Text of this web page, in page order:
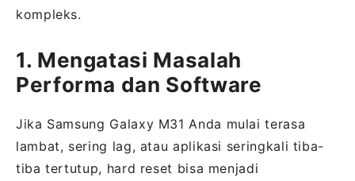
kompleks.
1. Mengatasi Masalah
Performa dan Software
Jika Samsung Galaxy M31 Anda mulai terasa
lambat, sering lag, atau aplikasi seringkali tiba-
tiba tertutup, hard reset bisa menjadi